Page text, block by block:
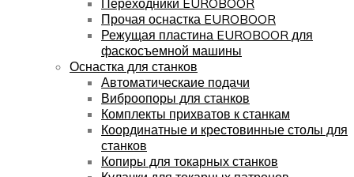
Прочая оснастка EUROBOOR
Режущая пластина EUROBOOR для
фаскосъемной машины
Оснастка для станков
Автоматическаие подачи
Виброопоры для станков
Комплекты прихватов к станкам
Координатные и крестовинные столы для
станков
Копиры для токарных станков